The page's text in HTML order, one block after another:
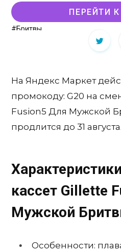
ПЕРЕЙТИ
#Бритвы
На Яндекс Маркет
промокоду: G20 на
Fusion5 Для Мужской
продлится до 31 августа.
кассет Gillette
Мужской
Особенности: